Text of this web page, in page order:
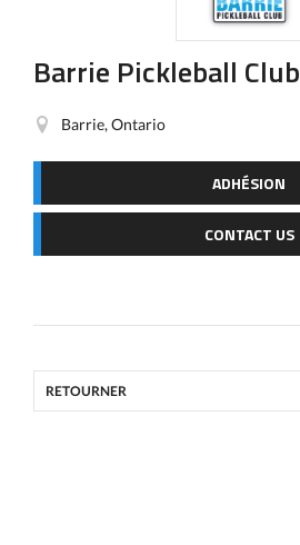
Barrie Pickleball Club
Barrie, Ontario
ADHÉSION
CONTACT US
RETOURNER